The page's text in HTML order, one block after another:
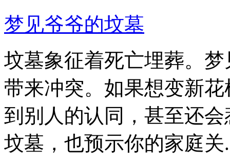
梦见爷爷的坟墓
坟墓象征着死亡埋葬。
带来冲突。如果想变新
到别人的认同，甚至还
坟墓，也预示你的家庭关